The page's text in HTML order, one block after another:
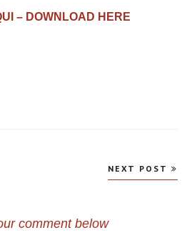
– DOWNLOAD HERE
NEXT POST
comment below